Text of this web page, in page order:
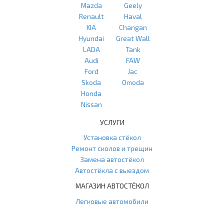
Mazda
Renault
KIA
Hyundai
LADA
Audi
Ford
Skoda
Honda
Nissan
Geely
Haval
Changan
Great Wall
Tank
FAW
Jac
Omoda
УСЛУГИ
Установка стёкол
Ремонт сколов и трещин
Замена автостёкол
Автостёкла с выездом
МАГАЗИН АВТОСТЁКОЛ
Легковые автомобили